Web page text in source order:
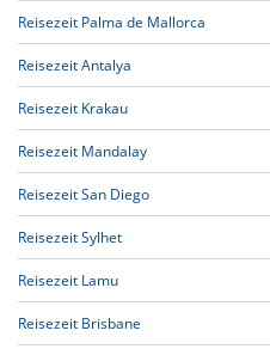
Reisezeit Palma de Mallorca
Reisezeit Antalya
Reisezeit Krakau
Reisezeit Mandalay
Reisezeit San Diego
Reisezeit Sylhet
Reisezeit Lamu
Reisezeit Brisbane